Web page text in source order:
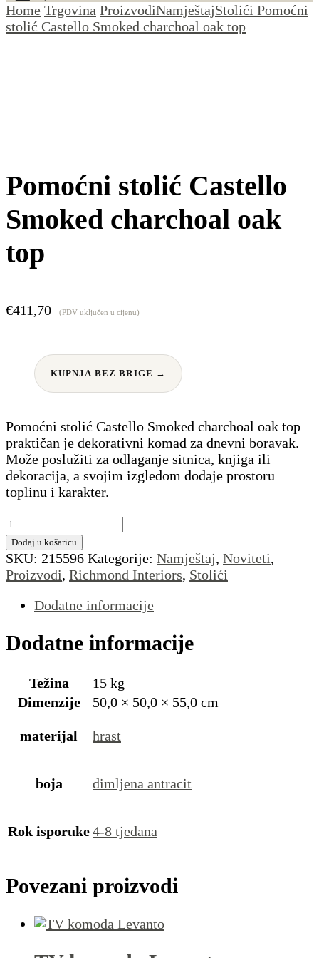
Home Trgovina ProizvodiNamještajStolići Pomoćni
stolić Castello Smoked charchoal oak top
Pomoćni stolić Castello
Smoked charchoal oak
top
€411,70 (PDV uključen u cijenu)
KUPNJA BEZ BRIGE →
Pomoćni stolić Castello Smoked charchoal oak top
praktičan je dekorativni komad za dnevni boravak.
Može poslužiti za odlaganje sitnica, knjiga ili
dekoracija, a svojim izgledom dodaje prostoru
toplinu i karakter.
Pomoćni
stolić
Castello
Smoked
charchoal
oak
količina
Dodaj u košaricu
SKU: 215596 Kategorije: Namještaj, Noviteti,
Proizvodi, Richmond Interiors, Stolići
Dodatne informacije
Dodatne informacije
Težina
15 kg
Dimenzije
50,0 × 50,0 × 55,0 cm
materijal hrast
boja dimljena antracit
Rok isporuke4-8 tjedana
Povezani proizvodi